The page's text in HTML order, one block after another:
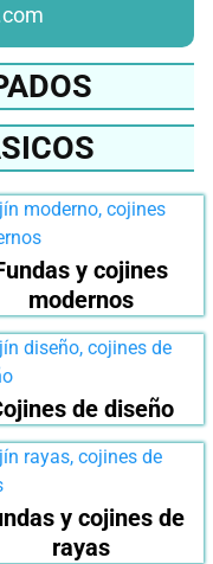
y cojines
modernos
de diseño
y cojines de
rayas